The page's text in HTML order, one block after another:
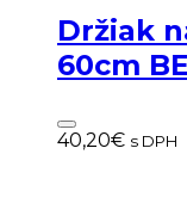
Držiak
60cm
40,20€ s DPH